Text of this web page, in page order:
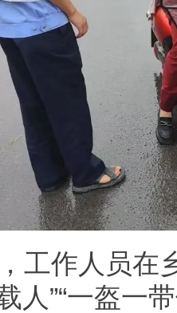
工作人员在
人”“一盔一